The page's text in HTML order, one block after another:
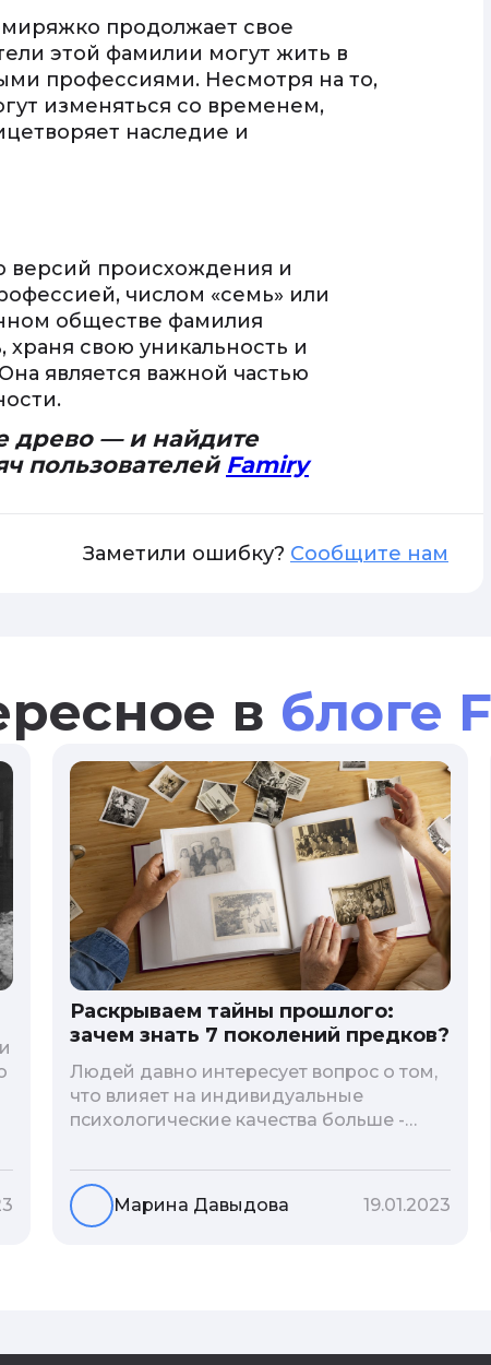
продолжает свое
этой фамилии могут жить в
профессиями. Несмотря на то,
изменяться со временем,
наследие и
происхождения и
числом «семь» или
обществе фамилия
свою уникальность и
является важной частью
древо — и найдите
пользователей Famiry
Заметили ошибку? Сообщите нам
в блоге
Раскрываем тайны прошлого:
зачем знать 7 поколений предков?
Людей давно интересует вопрос о том,
что влияет на индивидуальные
психологические качества больше -
человека. В астрологической практике
существует понятие геноскоп - влияние
семи поколений предков на судьбу
Марина Давыдова 19.01.2023